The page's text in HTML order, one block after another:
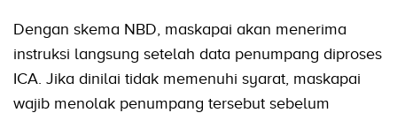
Dengan skema NBD, maskapai akan menerima
instruksi langsung setelah data penumpang diproses
ICA. Jika dinilai tidak memenuhi syarat, maskapai
wajib menolak penumpang tersebut sebelum